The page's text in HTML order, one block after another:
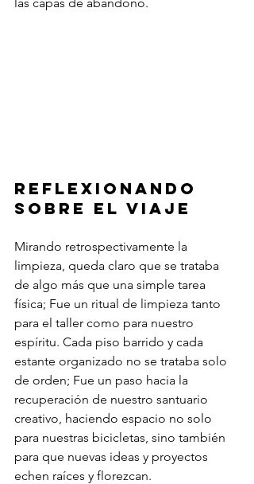
Reflexionando
sobre el viaje
Mirando retrospectivamente la
limpieza, queda claro que se trataba
de algo más que una simple tarea
física; Fue un ritual de limpieza tanto
para el taller como para nuestro
espíritu. Cada piso barrido y cada
estante organizado no se trataba solo
de orden; Fue un paso hacia la
recuperación de nuestro santuario
creativo, haciendo espacio no solo
para nuestras bicicletas, sino también
para que nuevas ideas y proyectos
echen raíces y florezcan.